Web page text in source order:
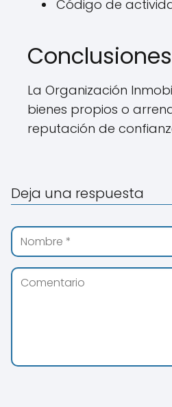
Código de
Conclusiones
La Organización
bienes propios o
reputación de
Deja una respuesta